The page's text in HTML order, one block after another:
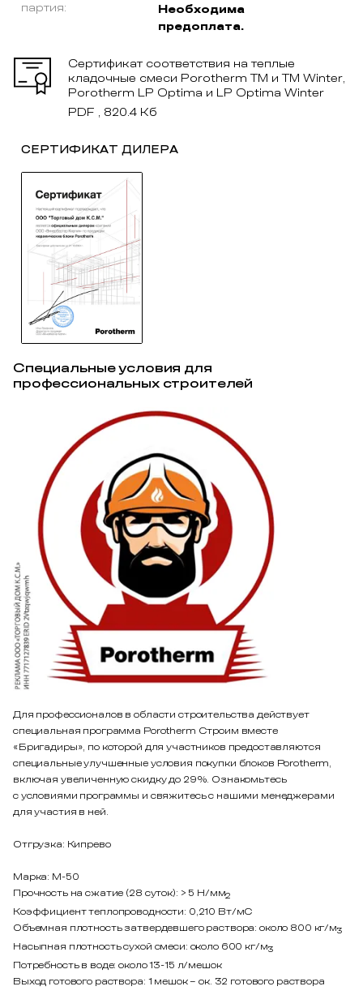
партия:
Необходима
предоплата.
Сертификат соответствия на теплые
кладочные смеси Porotherm TM и TM Winter,
Porotherm LP Optima и LP Optima Winter
PDF , 820.4 Кб
СЕРТИФИКАТ ДИЛЕРА
Специальные условия для
профессиональных строителей
Для профессионалов в области строительства действует
специальная программа Porotherm Строим вместе
«Бригадиры», по которой для участников предоставляются
специальные улучшенные условия покупки блоков Porotherm,
включая увеличенную скидку до 29%. Ознакомьтесь
с условиями программы и свяжитесь с нашими менеджерами
для участия в ней.
Отгрузка: Кипрево
Марка: М-50
Прочность на сжатие (28 суток): > 5 Н/мм2
Коэффициент теплопроводности: 0,210 Вт/мС
Объемная плотность затвердевшего раствора: около 800 кг/м3
Насыпная плотность сухой смеси: около 600 кг/м3
Потребность в воде: около 13-15 л/мешок
Выход готового раствора: 1 мешок – ок. 32 готового раствора